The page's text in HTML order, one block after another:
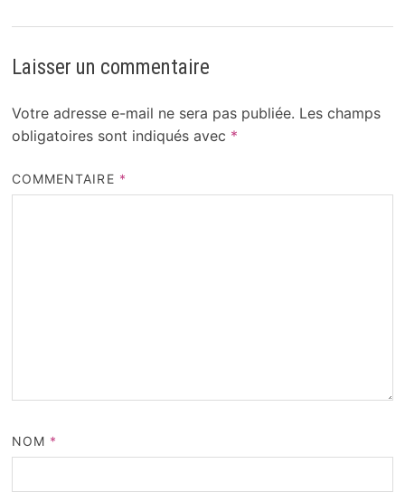
Laisser un commentaire
Votre adresse e-mail ne sera pas publiée. Les champs
obligatoires sont indiqués avec *
COMMENTAIRE *
NOM *